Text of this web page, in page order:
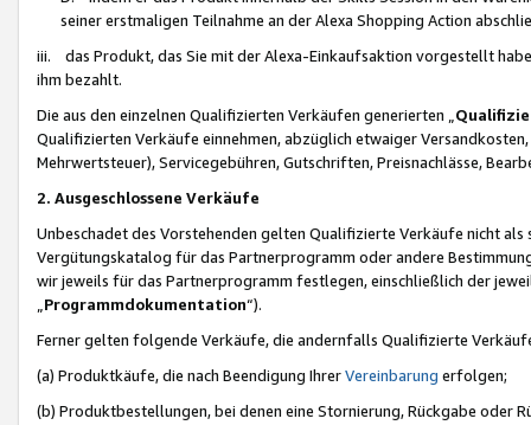
seiner erstmaligen Teilnahme an der Alexa Shopping Action
iii. das Produkt, das Sie mit der Alexa-Einkaufsaktion vorgestellt
ihm bezahlt.
Die aus den einzelnen Qualifizierten Verkäufen generierten „
Qualifizierten Verkäufe einnehmen, abzüglich etwaiger
Mehrwertsteuer), Servicegebühren, Gutschriften, Preisnachlässe,
2. Ausgeschlossene Verkäufe
Unbeschadet des Vorstehenden gelten Qualifizierte Verkäufe nicht
Vergütungskatalog für das Partnerprogramm oder andere
wir jeweils für das Partnerprogramm festlegen, einschließlich der
Programmdokumentation“).
Ferner gelten folgende Verkäufe, die andernfalls Qualifizierte
(a) Produktkäufe, die nach Beendigung IhrerVereinbarung erfolgen;
(b) Produktbestellungen, bei denen eine Stornierung, Rückgabe oder